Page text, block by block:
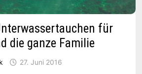
für
die ganze Familie
27. Juni 2016